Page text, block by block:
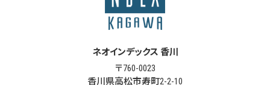
ネオインデックス 香川
〒760-0023
香川県高松市寿町2-2-10